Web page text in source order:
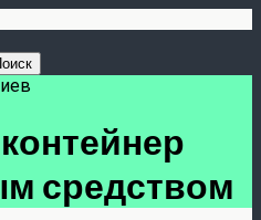
средством